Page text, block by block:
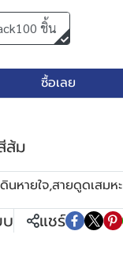
ชิ้น
ซื้อเลย
ส้ม
นหายใจ,สายดูดเสมหะ
แชร์